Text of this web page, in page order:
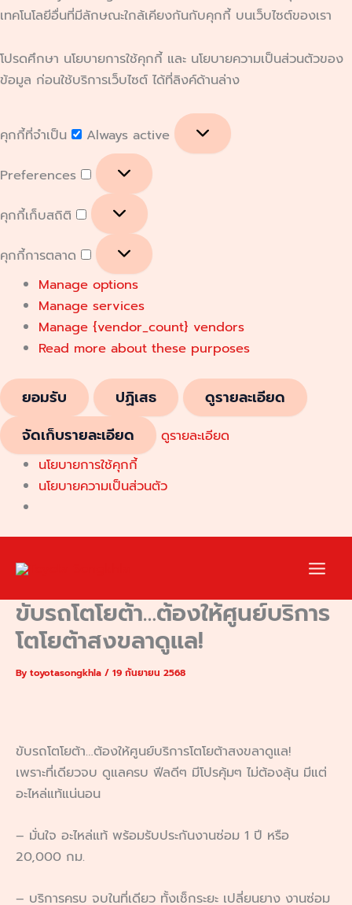
เทคโนโลยีอื่นที่มีลักษณะใกล้เคียงกันกับคุกกี้ บนเว็บไซต์ของเรา
โปรดศึกษา นโยบายการใช้คุกกี้ และ นโยบายความเป็นส่วนตัวของ
ข้อมูล ก่อนใช้บริการเว็บไซต์ ได้ที่ลิงค์ด้านล่าง
คุกกี้ที่จำเป็น Always active
Preferences
คุกกี้เก็บสถิติ
คุกกี้การตลาด
Manage options
Manage services
Manage {vendor_count} vendors
Read more about these purposes
ยอมรับ ปฏิเสธ
ดูรายละเอียด
จัดเก็บรายละเอียด
ดูรายละเอียด
นโยบายการใช้คุกกี้
นโยบายความเป็นส่วนตัว
ขับรถโตโยต้า…ต้องให้ศูนย์บริการ
โตโยต้าสงขลาดูแล!
By toyotasongkhla / 19 กันยายน 2568
ขับรถโตโยต้า…ต้องให้ศูนย์บริการโตโยต้าสงขลาดูแล!
เพราะที่เดียวจบ ดูแลครบ ฟีลดีๆ มีโปรคุ้มๆ ไม่ต้องลุ้น มีแต่
อะไหล่แท้แน่นอน
– มั่นใจ อะไหล่แท้ พร้อมรับประกันงานซ่อม 1 ปี หรือ
20,000 กม.
– บริการครบ จบในที่เดียว ทั้งเช็กระยะ เปลี่ยนยาง งานซ่อม